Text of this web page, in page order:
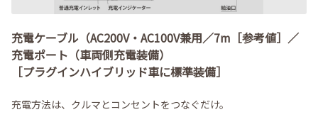
充電ケーブル（AC200V・AC100V兼用／7m［参考値］／
充電ポート（車両側充電装備）
［プラグインハイブリッド車に標準装備］
充電方法は、クルマとコンセントをつなぐだけ。